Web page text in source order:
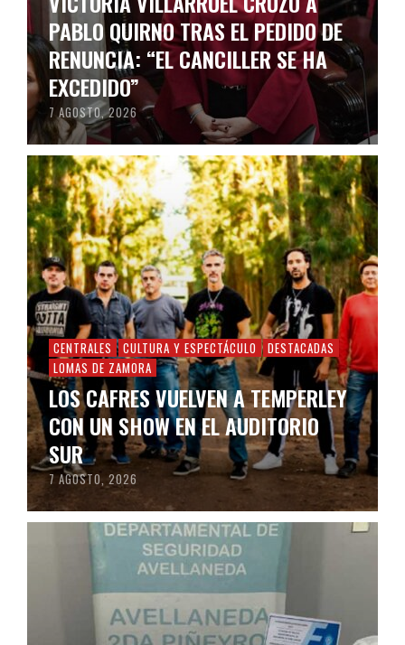
PABLO QUIRNO TRAS EL PEDIDO DE
RENUNCIA: “EL CANCILLER SE HA
EXCEDIDO”
7 AGOSTO, 2026
CENTRALES CULTURA Y ESPECTÁCULO
DESTACADAS
LOMAS DE ZAMORA
LOS CAFRES VUELVEN A TEMPERLEY
CON UN SHOW EN EL AUDITORIO
SUR
7 AGOSTO, 2026